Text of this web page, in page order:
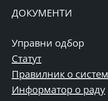
ДОКУМЕНТИ
Управни одбор
Статут
Правилник о
Информатор о раду